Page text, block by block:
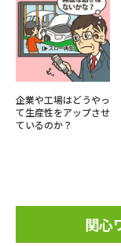
企業や工場はどうやっ
て生産性をアップさせ
ているのか？
関心